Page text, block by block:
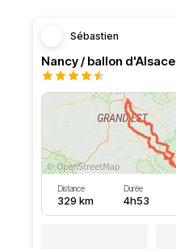
Sébastien
Nancy / ballon d'Alsace
Distance
329 km
Durée
4h53